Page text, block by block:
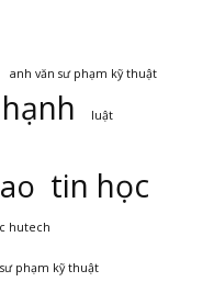
anh văn sư phạm kỹ thuật
luật
tin học
hutech
phạm kỹ thuật